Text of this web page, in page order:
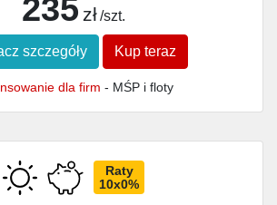
235 zł /szt.
szczegóły Kup teraz
dla firm - MŚP i floty
Raty
10x0%